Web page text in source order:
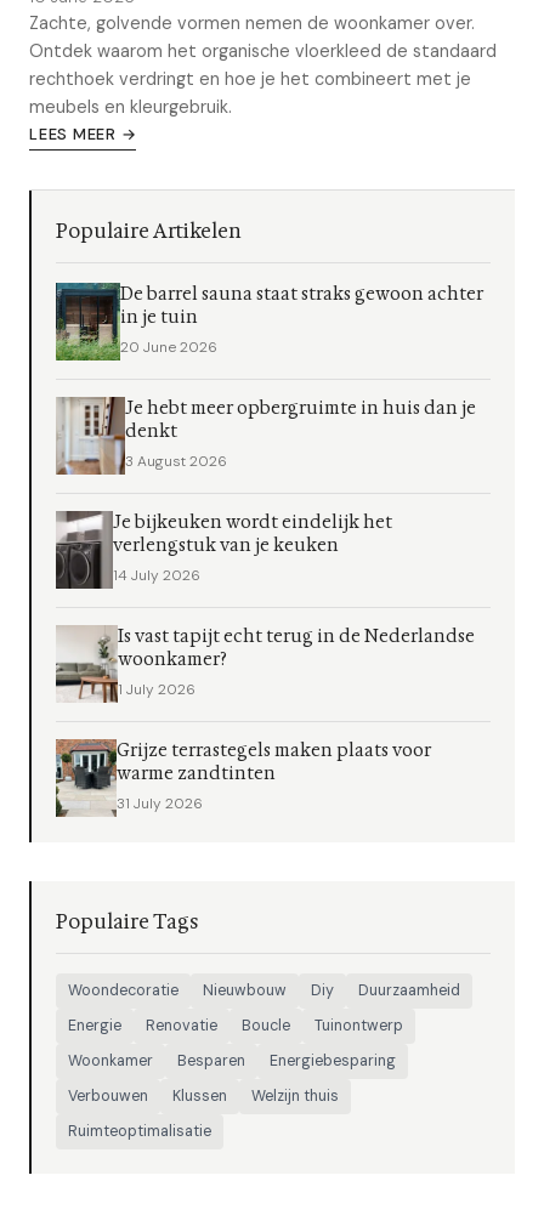
Zachte, golvende vormen nemen de woonkamer over.
Ontdek waarom het organische vloerkleed de standaard
rechthoek verdringt en hoe je het combineert met je
meubels en kleurgebruik.
LEES MEER →
Populaire Artikelen
De barrel sauna staat straks gewoon achter
in je tuin
20 June 2026
Je hebt meer opbergruimte in huis dan je
denkt
3 August 2026
Je bijkeuken wordt eindelijk het
verlengstuk van je keuken
14 July 2026
Is vast tapijt echt terug in de Nederlandse
woonkamer?
1 July 2026
Grijze terrastegels maken plaats voor
warme zandtinten
31 July 2026
Populaire Tags
Woondecoratie Nieuwbouw Diy
Duurzaamheid
Energie
Renovatie Boucle
Tuinontwerp
Woonkamer
Besparen
Energiebesparing
Verbouwen
Klussen
Welzijn thuis
Ruimteoptimalisatie